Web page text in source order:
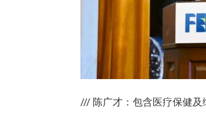
/// 陈广才：包含医疗保健及